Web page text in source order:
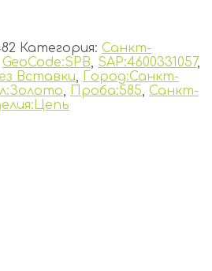
Категория: Санкт-
GeoCode:SPB, SAP:4600331057,
Вставки, Город:Санкт-
, Проба:585, Санкт-